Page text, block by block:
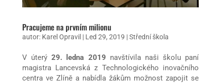
Pracujeme na prvním milionu
autor: Karel Opravil | Led 29, 2019 |Střední škola
V úterý29. ledna 2019 navštívila naši školu paní
magistra Lancevská z Technologického inovačního
centra ve Zlíně a nabídla žákům možnost zapojit se